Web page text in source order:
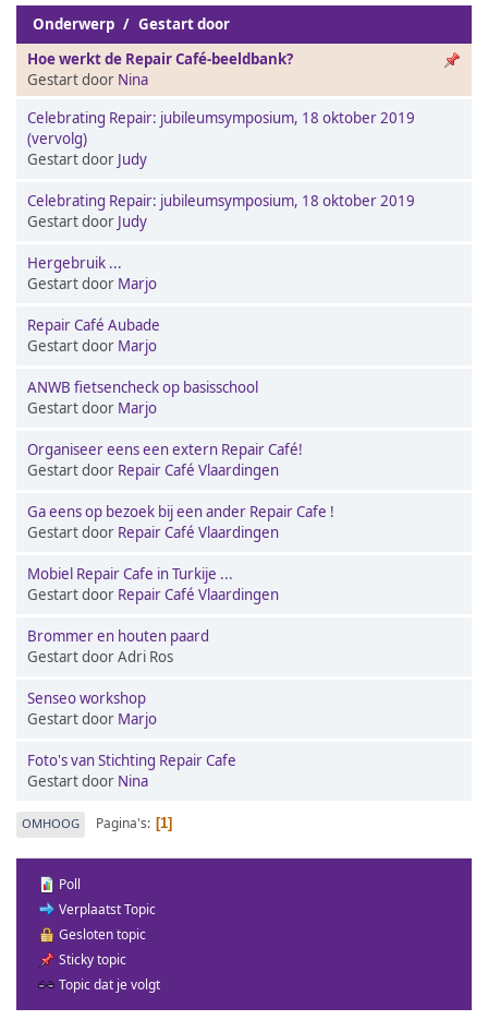
Onderwerp / Gestart door
Hoe werkt de Repair Café-beeldbank?
Gestart door Nina
Celebrating Repair: jubileumsymposium, 18 oktober 2019
(vervolg)
Gestart door Judy
Celebrating Repair: jubileumsymposium, 18 oktober 2019
Gestart door Judy
Hergebruik ...
Gestart door Marjo
Repair Café Aubade
Gestart door Marjo
ANWB fietsencheck op basisschool
Gestart door Marjo
Organiseer eens een extern Repair Café!
Gestart door Repair Café Vlaardingen
Ga eens op bezoek bij een ander Repair Cafe !
Gestart door Repair Café Vlaardingen
Mobiel Repair Cafe in Turkije ...
Gestart door Repair Café Vlaardingen
Brommer en houten paard
Gestart door Adri Ros
Senseo workshop
Gestart door Marjo
Foto's van Stichting Repair Cafe
Gestart door Nina
OMHOOG Pagina's 1
Poll
Verplaatst Topic
Gesloten topic
Sticky topic
Topic dat je volgt